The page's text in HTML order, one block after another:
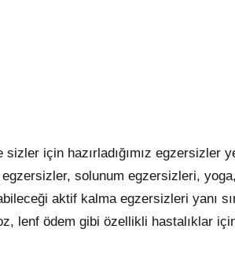
için hazırladığımız egzersizler
solunum egzersizleri,
aktif kalma egzersizleri yanı
lenf ödem gibi özellikli hastalıklar